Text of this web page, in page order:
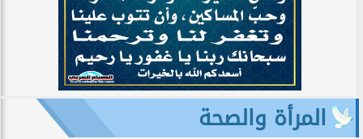
المرأة والصحة